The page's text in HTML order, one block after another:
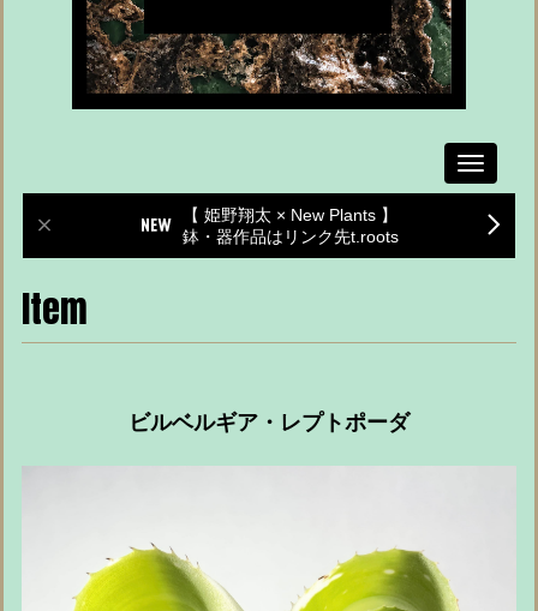
Toggle
【 姫野翔太 × New Plants 】
鉢・器作品はリンク先t.roots
Item
ビルベルギア・レプトポーダ